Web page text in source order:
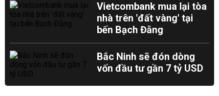
Vietcombank mua lại tòa
nhà trên 'đất vàng' tại
bến Bạch Đằng
Bắc Ninh sẽ đón dòng
vốn đầu tư gần 7 tỷ USD